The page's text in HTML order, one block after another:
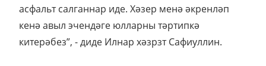
асфальт салганнар иде. Хәзер менә әкренләп
кенә авыл эчендәге юлларны тәртипкә
китерәбез”, - диде Илнар хәзрзт Сафиуллин.